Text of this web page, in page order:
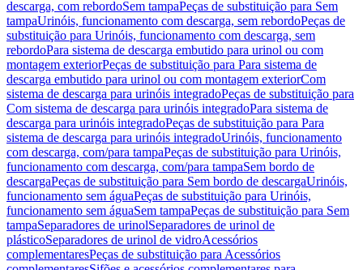
descarga, com rebordoSem tampaPeças de substituição para Sem
tampaUrinóis, funcionamento com descarga, sem rebordoPeças de
substituição para Urinóis, funcionamento com descarga, sem
rebordoPara sistema de descarga embutido para urinol ou com
montagem exteriorPeças de substituição para Para sistema de
descarga embutido para urinol ou com montagem exteriorCom
sistema de descarga para urinóis integradoPeças de substituição para
Com sistema de descarga para urinóis integradoPara sistema de
descarga para urinóis integradoPeças de substituição para Para
sistema de descarga para urinóis integradoUrinóis, funcionamento
com descarga, com/para tampaPeças de substituição para Urinóis,
funcionamento com descarga, com/para tampaSem bordo de
descargaPeças de substituição para Sem bordo de descargaUrinóis,
funcionamento sem águaPeças de substituição para Urinóis,
funcionamento sem águaSem tampaPeças de substituição para Sem
tampaSeparadores de urinolSeparadores de urinol de
plásticoSeparadores de urinol de vidroAcessórios
complementaresPeças de substituição para Acessórios